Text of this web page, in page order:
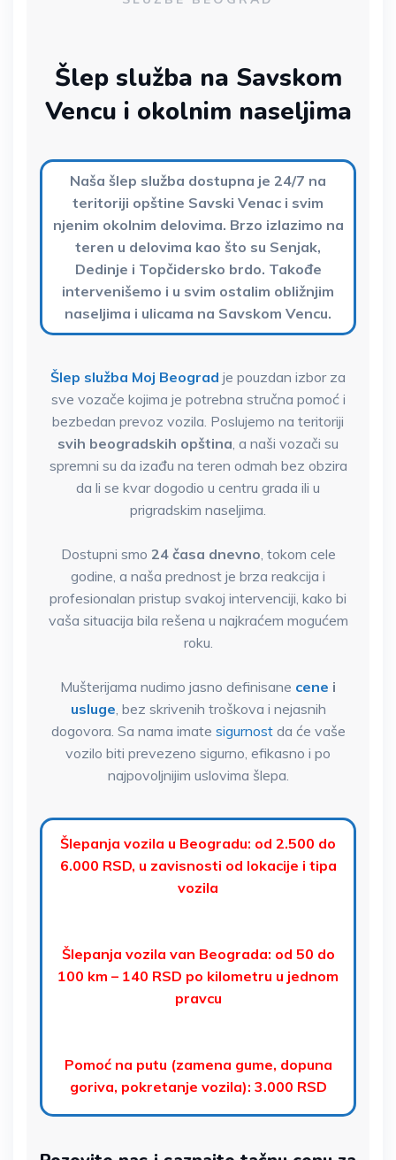
Šlep služba na Savskom
Vencu i okolnim naseljima
Naša šlep služba dostupna je 24/7 na
teritoriji opštine Savski Venac i svim
njenim okolnim delovima. Brzo izlazimo na
teren u delovima kao što su Senjak,
Dedinje i Topčidersko brdo. Takođe
intervenišemo i u svim ostalim obližnjim
naseljima i ulicama na Savskom Vencu.
Šlep služba Moj Beograd je pouzdan izbor za
sve vozače kojima je potrebna stručna pomoć i
bezbedan prevoz vozila. Poslujemo na teritoriji
svih beogradskih opština, a naši vozači su
spremni su da izađu na teren odmah bez obzira
da li se kvar dogodio u centru grada ili u
prigradskim naseljima.
Dostupni smo 24 časa dnevno, tokom cele
godine, a naša prednost je brza reakcija i
profesionalan pristup svakoj intervenciji, kako bi
vaša situacija bila rešena u najkraćem mogućem
roku.
Mušterijama nudimo jasno definisane cene i
usluge, bez skrivenih troškova i nejasnih
dogovora. Sa nama imate sigurnostda će vaše
vozilo biti prevezeno sigurno, efikasno i po
najpovoljnijim uslovima šlepa.
Šlepanja vozila u Beogradu: od 2.500 do
6.000 RSD, u zavisnosti od lokacije i tipa
vozila
Šlepanja vozila van Beograda: od 50 do
100 km – 140 RSD po kilometru u jednom
pravcu
Pomoć na putu (zamena gume, dopuna
goriva, pokretanje vozila): 3.000 RSD